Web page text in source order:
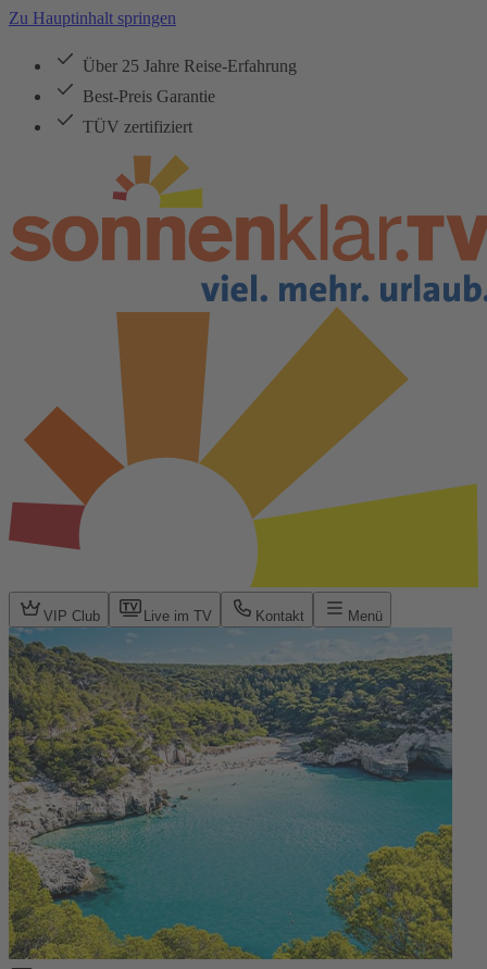
Zu Hauptinhalt springen
Über 25 Jahre Reise-Erfahrung
Best-Preis Garantie
TÜV zertifiziert
VIP Club Live im TV Kontakt Menü